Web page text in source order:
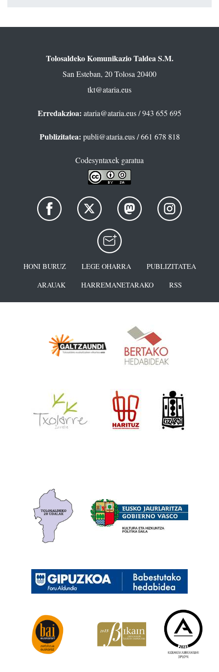
Tolosaldeko Komunikazio Taldea S.M.
San Esteban, 20 Tolosa 20400
tkt@ataria.eus
Erredakzioa: ataria@ataria.eus/ 943 655 695
Publizitatea: publi@ataria.eus/ 661 678 818
Codesyntaxek garatua
HONI BURUZ LEGE OHARRA
PUBLIZITATEA
ARAUAK
HARREMANETARAKO RSS